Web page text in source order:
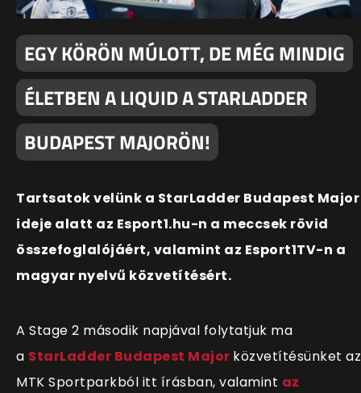
EGY KÖRÖN MÚLOTT, DE MÉG MINDIG
ÉLETBEN A LIQUID A STARLADDER
BUDAPEST MAJORÖN!
Tartsatok velünk a StarLadder Budapest Major
ideje alatt az Esport1.hu-n a meccsek rövid
összefoglalójáért, valamint az Esport1TV-n a
magyar nyelvű közvetítésért.
A Stage 2 második napjával folytatjuk ma
a StarLadder Budapest Major közvetítésünket az
MTK Sportparkból itt írásban, valamint az